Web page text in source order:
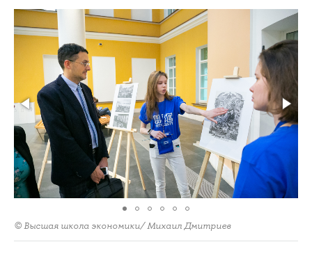
© Высшая школа экономики/ Михаил Дмитриев